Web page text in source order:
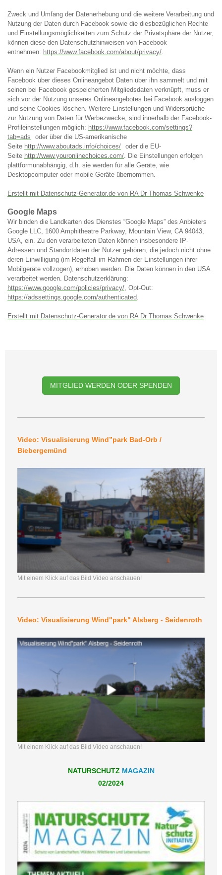
Zweck und Umfang der Datenerhebung und die weitere Verarbeitung und
Nutzung der Daten durch Facebook sowie die diesbezüglichen Rechte
und Einstellungsmöglichkeiten zum Schutz der Privatsphäre der Nutzer,
können diese den Datenschutzhinweisen von Facebook
entnehmen: https://www.facebook.com/about/privacy/.
Wenn ein Nutzer Facebookmitglied ist und nicht möchte, dass
Facebook über dieses Onlineangebot Daten über ihn sammelt und mit
seinen bei Facebook gespeicherten Mitgliedsdaten verknüpft, muss er
sich vor der Nutzung unseres Onlineangebotes bei Facebook ausloggen
und seine Cookies löschen. Weitere Einstellungen und Widersprüche
zur Nutzung von Daten für Werbezwecke, sind innerhalb der Facebook-
Profileinstellungen möglich: https://www.facebook.com/settings?
tab=ads
oder über die US-amerikanische
Seite http://www.aboutads.info/choices/ oder die EU-
Seite http://www.youronlinechoices.com/. Die Einstellungen erfolgen
plattformunabhängig, d.h. sie werden für alle Geräte, wie
Desktopcomputer oder mobile Geräte übernommen.
Erstellt mit Datenschutz-Generator.de von RA Dr Thomas Schwenke
Google Maps
Wir binden die Landkarten des Dienstes “Google Maps” des Anbieters
Google LLC, 1600 Amphitheatre Parkway, Mountain View, CA 94043,
USA, ein. Zu den verarbeiteten Daten können insbesondere IP-
Adressen und Standortdaten der Nutzer gehören, die jedoch nicht ohne
deren Einwilligung (im Regelfall im Rahmen der Einstellungen ihrer
Mobilgeräte vollzogen), erhoben werden. Die Daten können in den USA
verarbeitet werden. Datenschutzerklärung:
https://www.google.com/policies/privacy/, Opt-Out:
https://adssettings.google.com/authenticated.
Erstellt mit Datenschutz-Generator.de von RA Dr Thomas Schwenke
MITGLIED WERDEN ODER SPENDEN
Video: Visualisierung Wind”park Bad-Orb /
Biebergemünd
Mit einem Klick auf das Bild Video anschauen!
Video: Visualisierung Wind"park" Alsberg - Seidenroth
Mit einem Klick auf das Bild Video anschauen!
NATURSCHUTZ MAGAZIN
02/2024